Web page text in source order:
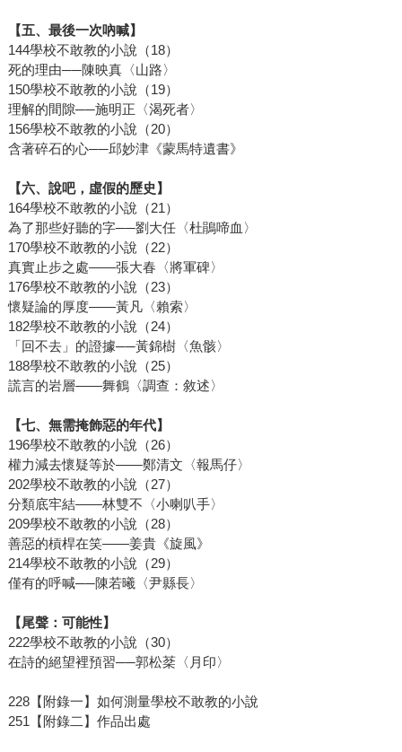
【五、最後一次吶喊】
144學校不敢教的小說（18）
死的理由──陳映真〈山路〉
150學校不敢教的小說（19）
理解的間隙──施明正〈渴死者〉
156學校不敢教的小說（20）
含著碎石的心──邱妙津《蒙馬特遺書》
【六、說吧，虛假的歷史】
164學校不敢教的小說（21）
為了那些好聽的字──劉大任〈杜鵑啼血〉
170學校不敢教的小說（22）
真實止步之處——張大春〈將軍碑〉
176學校不敢教的小說（23）
懷疑論的厚度——黃凡〈賴索〉
182學校不敢教的小說（24）
「回不去」的證據──黃錦樹〈魚骸〉
188學校不敢教的小說（25）
謊言的岩層——舞鶴〈調查：敘述〉
【七、無需掩飾惡的年代】
196學校不敢教的小說（26）
權力減去懷疑等於——鄭清文〈報馬仔〉
202學校不敢教的小說（27）
分類底牢結——林雙不〈小喇叭手〉
209學校不敢教的小說（28）
善惡的槓桿在笑——姜貴《旋風》
214學校不敢教的小說（29）
僅有的呼喊──陳若曦〈尹縣長〉
【尾聲：可能性】
222學校不敢教的小說（30）
在詩的絕望裡預習──郭松棻〈月印〉
228【附錄一】如何測量學校不敢教的小說
251【附錄二】作品出處